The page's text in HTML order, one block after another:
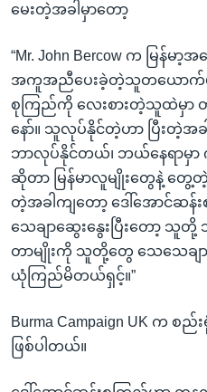
မေးတဲ့အခါမှာတော့
“Mr. John Bercow က မြန်
အကူအညီပေးခဲ့တဲ့သူတယောက်ပ
စုကြည်ကို လေးစားတဲ့သူထဲမှာ တ
နော်။ သူလုပ်နိုင်တဲ့ဟာ ပြီးတဲ့အခ
ဘာလုပ်နိုင်တယ်၊ ဘယ်နေရာမှ
ဆိုတာ မြန်မာလူမျိုးတွေနဲ့ တွ
တဲ့အခါကျတော့ ဒေါ်အောင်ဆ
သေချာဆွေးနွေးပြီးတော့
တာမျိုးကို သူတို့တွေ သေသေချာ
ယုံကြည်မိတယ်ရှင့်။”
Burma Campaign UK က စ
ဖြစ်ပါတယ်။